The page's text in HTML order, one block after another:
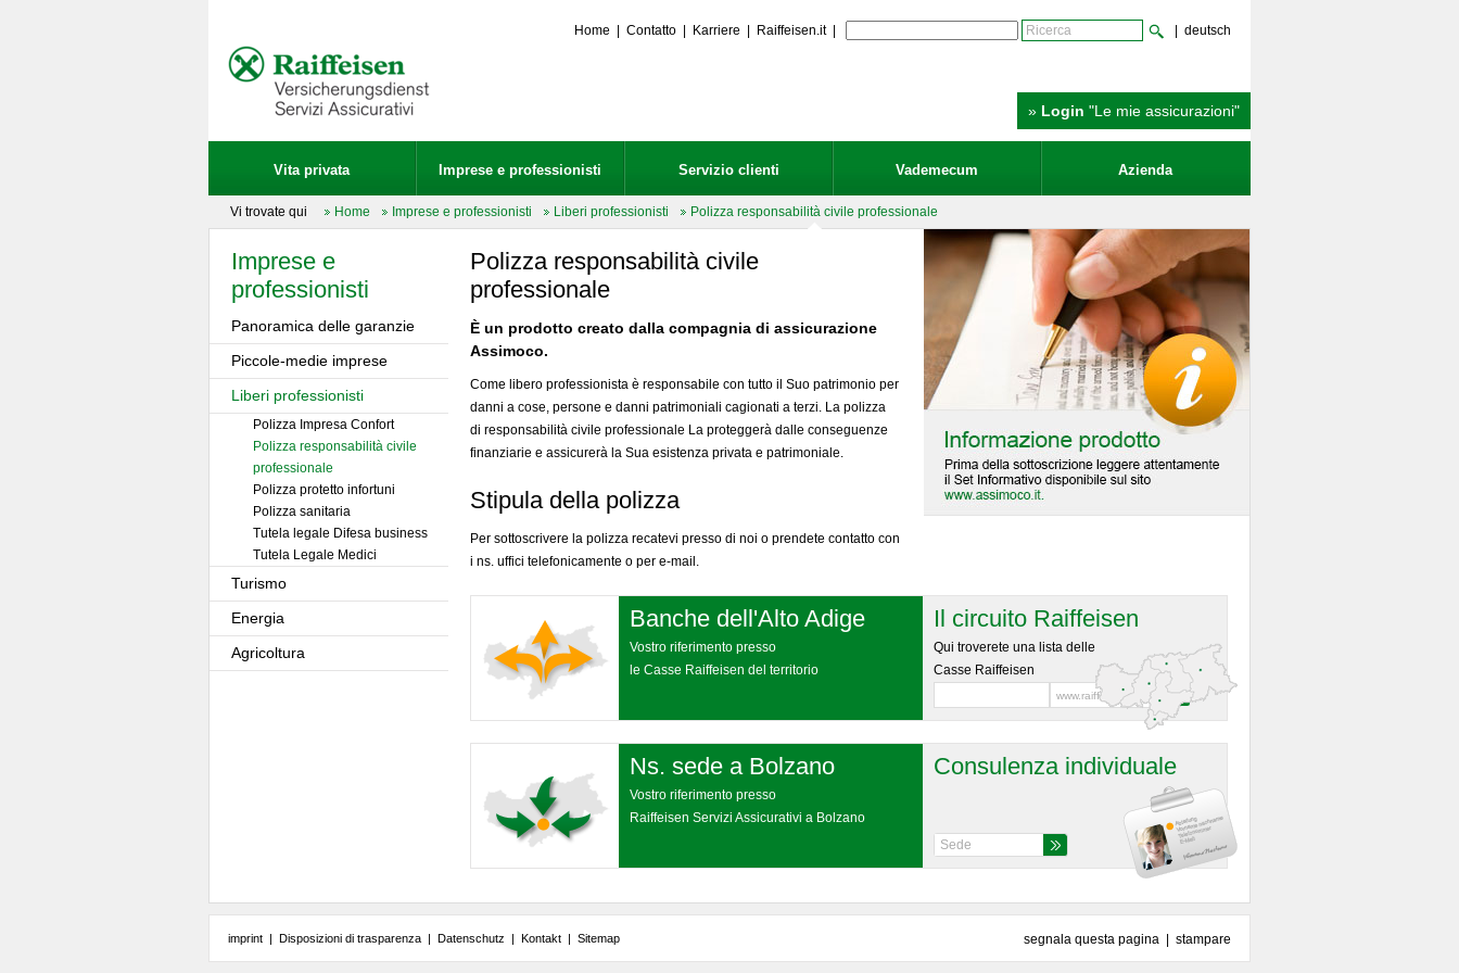
Home Contatto Karriere Raiffeisen.it| | deutsch
» Login "Le mie assicurazioni"
Vita privata Imprese e professionisti Servizio clienti Vademecum Azienda
Vi trovate qui Home Imprese e professionisti Liberi professionisti Polizza responsabilità civile professionale
Polizza responsabilità civile
professionale
È un prodotto creato dalla compagnia di assicurazione
Assimoco.
Come libero professionista è responsabile con tutto il Suo patrimonio per
danni a cose, persone e danni patrimoniali cagionati a terzi. La polizza
di responsabilità civile professionale La proteggerà dalle conseguenze
finanziarie e assicurerà la Sua esistenza privata e patrimoniale.
Stipula della polizza
Per sottoscrivere la polizza recatevi presso di noi o prendete contatto con
i ns. uffici telefonicamente o per e-mail.
Banche dell'Alto Adige
Vostro riferimento presso
le Casse Raiffeisen del territorio
Il circuito Raiffeisen
Qui troverete una lista delle
Casse Raiffeisen
Ns. sede a Bolzano
Vostro riferimento presso
Raiffeisen Servizi Assicurativi a Bolzano
Consulenza individuale
Sede
Imprese e
professionisti
Panoramica delle garanzie
Piccole-medie imprese
Liberi professionisti
Polizza Impresa Confort
Polizza responsabilità civile
professionale
Polizza protetto infortuni
Polizza sanitaria
Tutela legale Difesa business
Tutela Legale Medici
Turismo
Energia
Agricoltura
imprint | Disposizioni di trasparenza | Datenschutz | Kontakt | Sitemap segnala questa pagina stampare